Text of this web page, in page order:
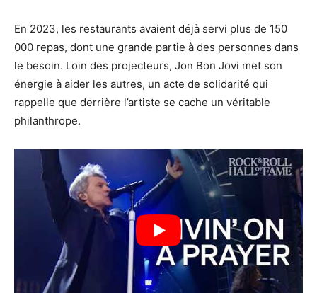
En 2023, les restaurants avaient déjà servi plus de 150
000 repas, dont une grande partie à des personnes dans
le besoin. Loin des projecteurs, Jon Bon Jovi met son
énergie à aider les autres, un acte de solidarité qui
rappelle que derrière l’artiste se cache un véritable
philanthrope.